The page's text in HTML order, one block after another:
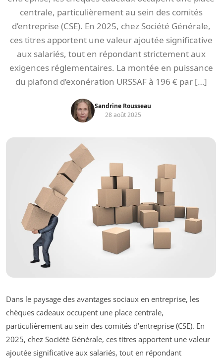
centrale, particulièrement au sein des comités
d’entreprise (CSE). En 2025, chez Société Générale,
ces titres apportent une valeur ajoutée significative
aux salariés, tout en répondant strictement aux
exigences réglementaires. La montée en puissance
du plafond d’exonération URSSAF à 196 € par […]
Sandrine Rousseau
28 août 2025
Dans le paysage des avantages sociaux en entreprise, les
chèques cadeaux occupent une place centrale,
particulièrement au sein des comités d’entreprise (CSE). En
2025, chez Société Générale, ces titres apportent une valeur
ajoutée significative aux salariés, tout en répondant